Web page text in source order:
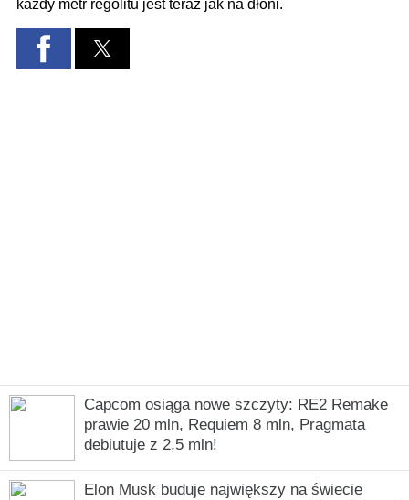
Capcom osiąga nowe szczyty: RE2 Remake
prawie 20 mln, Requiem 8 mln, Pragmata
debiutuje z 2,5 mln!
Elon Musk buduje największy na świecie